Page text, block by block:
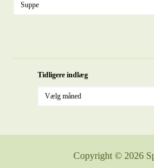
Tidligere indlæg
Copyright © 2026